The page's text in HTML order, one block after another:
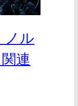
ノル
連